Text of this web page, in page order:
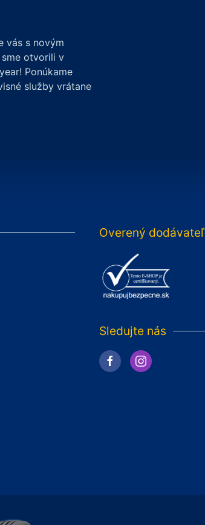
vás s novým
otvorili v
Ponúkame
služby vrátane
Overený dodávateľ
Sledujte nás